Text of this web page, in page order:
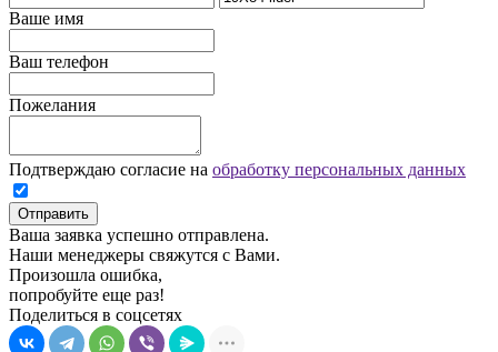
Ваше имя
Ваш телефон
Пожелания
Подтверждаю согласие на обработку персональных данных
Отправить
Ваша заявка успешно отправлена.
Наши менеджеры свяжутся с Вами.
Произошла ошибка,
попробуйте еще раз!
Поделиться в соцсетях